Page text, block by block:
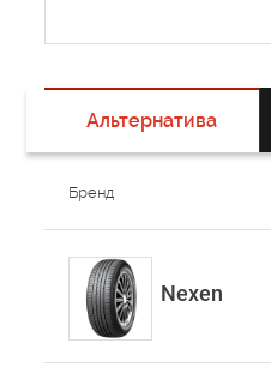
Альтернатива
Бренд
Nexen